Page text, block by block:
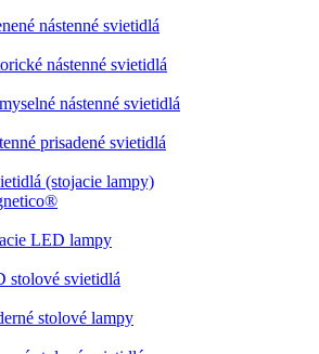
nástenné svietidlá
nástenné svietidlá
nástenné svietidlá
prisadené svietidlá
(stojacie lampy)
LED lampy
stolové svietidlá
stolové lampy